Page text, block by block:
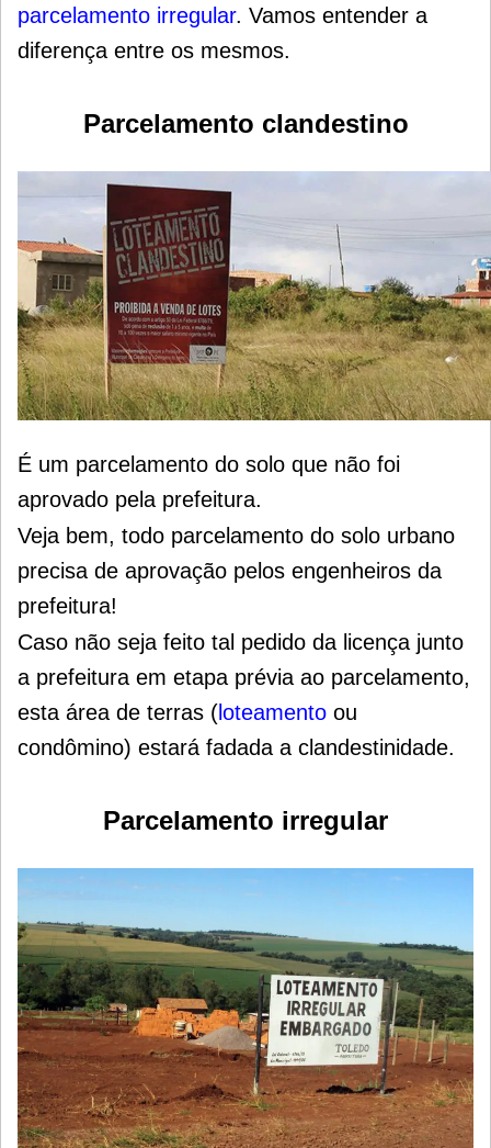
parcelamento irregular. Vamos entender a
diferença entre os mesmos.
Parcelamento clandestino
É um parcelamento do solo que não foi
aprovado pela prefeitura.
Veja bem, todo parcelamento do solo urbano
precisa de aprovação pelos engenheiros da
prefeitura!
Caso não seja feito tal pedido da licença junto
a prefeitura em etapa prévia ao parcelamento,
esta área de terras (loteamento ou
condômino) estará fadada a clandestinidade.
Parcelamento irregular